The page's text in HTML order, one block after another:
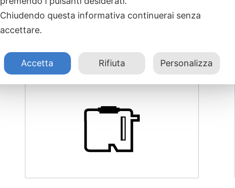
Chiudendo questa informativa continuerai senza
accettare.
Accetta Rifiuta Personalizza